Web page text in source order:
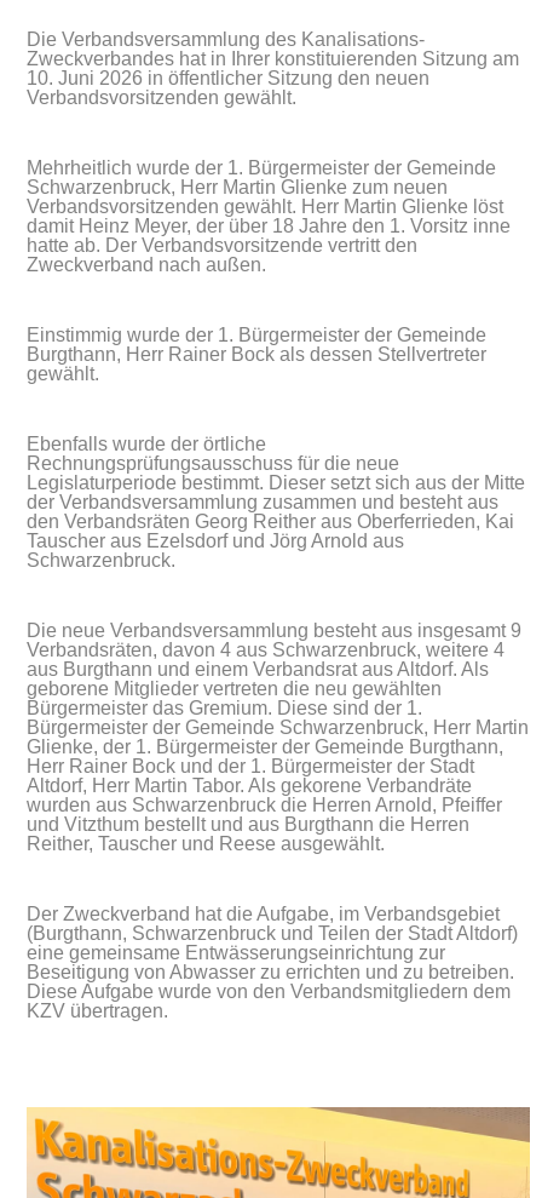
Die Verbandsversammlung des Kanalisations-
Zweckverbandes hat in Ihrer konstituierenden Sitzung am
10. Juni 2026 in öffentlicher Sitzung den neuen
Verbandsvorsitzenden gewählt.
Mehrheitlich wurde der 1. Bürgermeister der Gemeinde
Schwarzenbruck, Herr Martin Glienke zum neuen
Verbandsvorsitzenden gewählt. Herr Martin Glienke löst
damit Heinz Meyer, der über 18 Jahre den 1. Vorsitz inne
hatte ab. Der Verbandsvorsitzende vertritt den
Zweckverband nach außen.
Einstimmig wurde der 1. Bürgermeister der Gemeinde
Burgthann, Herr Rainer Bock als dessen Stellvertreter
gewählt.
Ebenfalls wurde der örtliche
Rechnungsprüfungsausschuss für die neue
Legislaturperiode bestimmt. Dieser setzt sich aus der Mitte
der Verbandsversammlung zusammen und besteht aus
den Verbandsräten Georg Reither aus Oberferrieden, Kai
Tauscher aus Ezelsdorf und Jörg Arnold aus
Schwarzenbruck.
Die neue Verbandsversammlung besteht aus insgesamt 9
Verbandsräten, davon 4 aus Schwarzenbruck, weitere 4
aus Burgthann und einem Verbandsrat aus Altdorf. Als
geborene Mitglieder vertreten die neu gewählten
Bürgermeister das Gremium. Diese sind der 1.
Bürgermeister der Gemeinde Schwarzenbruck, Herr Martin
Glienke, der 1. Bürgermeister der Gemeinde Burgthann,
Herr Rainer Bock und der 1. Bürgermeister der Stadt
Altdorf, Herr Martin Tabor. Als gekorene Verbandräte
wurden aus Schwarzenbruck die Herren Arnold, Pfeiffer
und Vitzthum bestellt und aus Burgthann die Herren
Reither, Tauscher und Reese ausgewählt.
Der Zweckverband hat die Aufgabe, im Verbandsgebiet
(Burgthann, Schwarzenbruck und Teilen der Stadt Altdorf)
eine gemeinsame Entwässerungseinrichtung zur
Beseitigung von Abwasser zu errichten und zu betreiben.
Diese Aufgabe wurde von den Verbandsmitgliedern dem
KZV übertragen.